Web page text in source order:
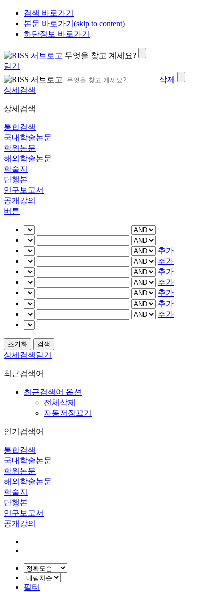
검색 바로가기
본문 바로가기(skip to content)
하단정보 바로가기
무엇을 찾고 계세요?
닫기
삭제
상세검색
상세검색
통합검색
국내학술논문
학위논문
해외학술논문
학술지
단행본
연구보고서
공개강의
버튼
추가
추가
추가
추가
추가
추가
추가
상세검색닫기
최근검색어
최근검색어 옵션
전체삭제
자동저장끄기
인기검색어
통합검색
국내학술논문
학위논문
해외학술논문
학술지
단행본
연구보고서
공개강의
필터